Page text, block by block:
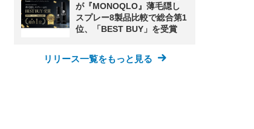
が『MONOQLO』薄毛隠し
スプレー8製品比較で総合第1
位、「BEST BUY」を受賞
リリース一覧をもっと見る